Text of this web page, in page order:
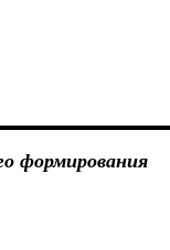
формирования